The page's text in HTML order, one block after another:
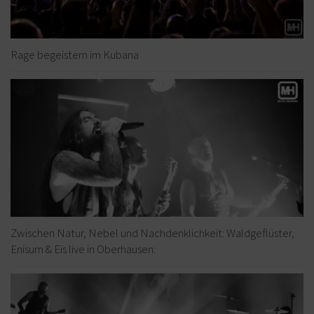
Rage begeistern im Kubana
Zwischen Natur, Nebel und Nachdenklichkeit: Waldgeflüster,
Enisum & Eïs live in Oberhausen: